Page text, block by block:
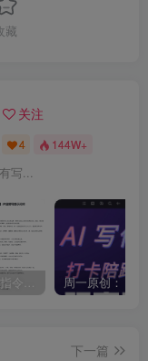
藏
关注
4 144W+
写...
周一原创AI创作指令词：30+个领域赛道的创作提示词集合
下一篇